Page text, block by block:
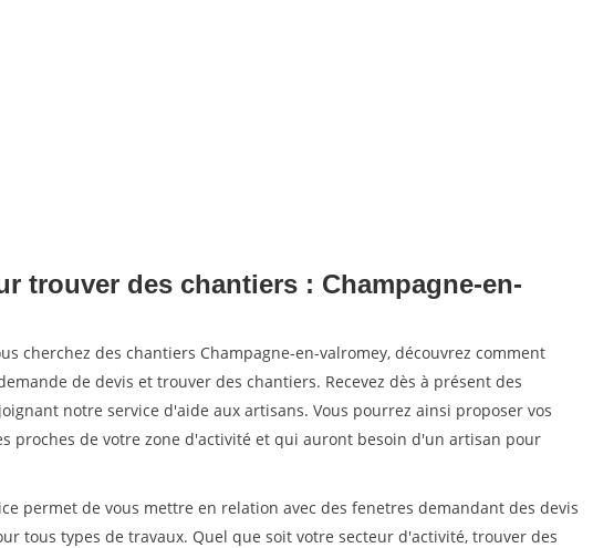
trouver des chantiers : Champagne-en-
cherchez des chantiers Champagne-en-valromey, découvrez comment
de devis et trouver des chantiers. Recevez dès à présent des
notre service d'aide aux artisans. Vous pourrez ainsi proposer vos
proches de votre zone d'activité et qui auront besoin d'un artisan pour
permet de vous mettre en relation avec des fenetres demandant des devis
tous types de travaux. Quel que soit votre secteur d'activité, trouver des